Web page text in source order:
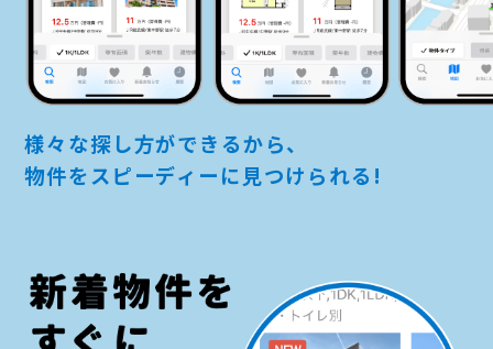
様々な探し方ができるから、
物件をスピーディーに見つけられる!